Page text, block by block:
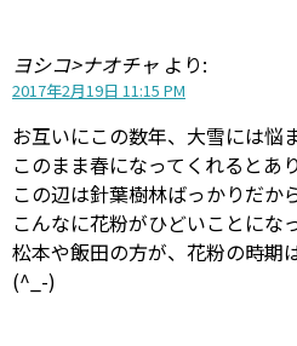
ヨシコ>ナオチャ より:
2017年2月19日 11:15 PM
お互いにこの数年、大雪には悩
このまま春になってくれるとあ
この辺は針葉樹林ばっかりだか
こんなに花粉がひどいことにな
松本や飯田の方が、花粉の時期
(^_-)